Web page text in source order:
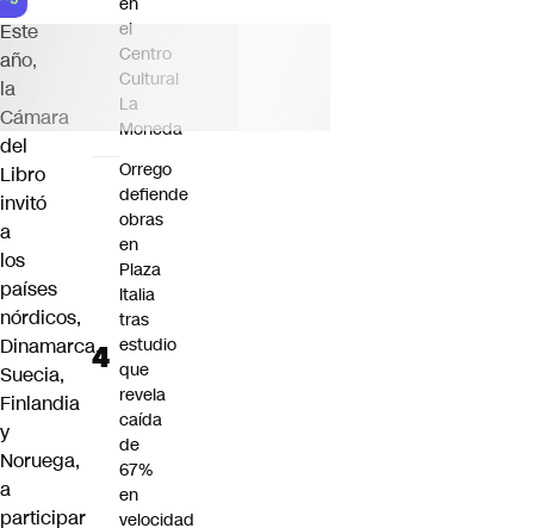
Este
año,
la
Cámara
del
Libro
invitó
a
los
países
nórdicos,
Dinamarca,
Suecia,
Finlandia
y
Noruega,
a
participar
el
Centro
Cultural
La
Moneda
Orrego
defiende
obras
en
Plaza
Italia
tras
estudio
que
revela
caída
de
67%
en
velocidad